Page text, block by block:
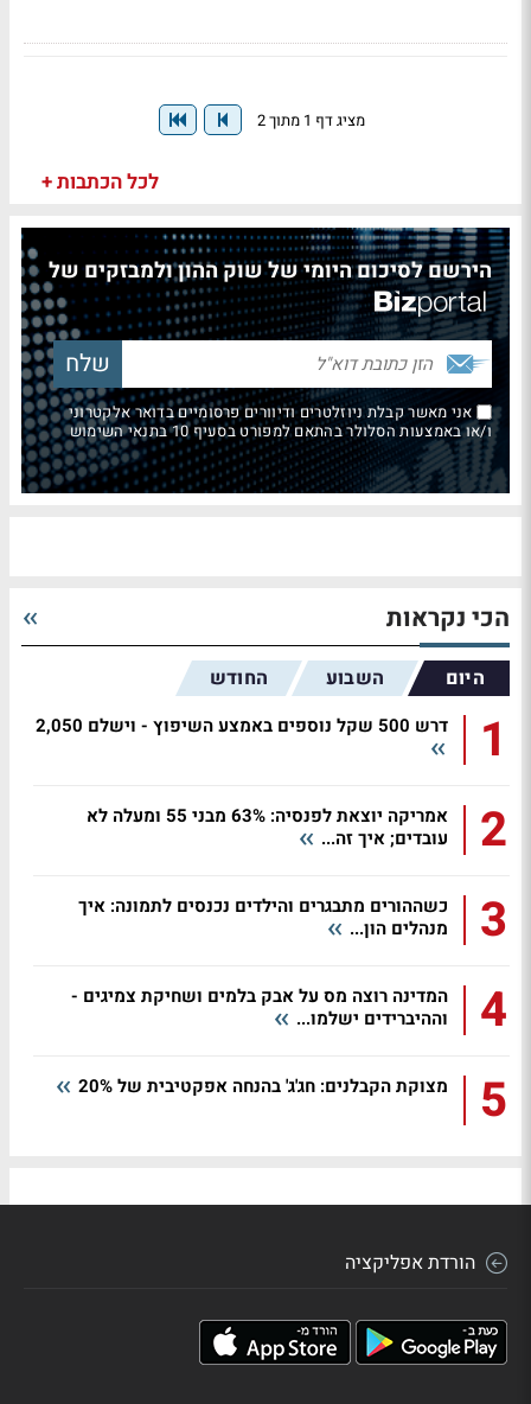
מציג דף 1 מתוך 2
לכל הכתבות +
הירשם לסיכום היומי של שוק ההון ולמבזקים של
אני מאשר קבלת ניוזלטרים ודיוורים פרסומיים בדואר אלקטרוני
ו/או באמצעות הסלולר בהתאם למפורט בסעיף 10 בתנאי השימוש
הכי נקראות
היום השבוע החודש
1 דרש 500 שקל נוספים באמצע השיפוץ - וישלם 2,050
2
אמריקה יוצאת לפנסיה: 63% מבני 55 ומעלה לא
עובדים; איך זה...
3
כשההורים מתבגרים והילדים נכנסים לתמונה: איך
מנהלים הון...
4
המדינה רוצה מס על אבק בלמים ושחיקת צמיגים -
וההיברידים ישלמו...
5 מצוקת הקבלנים: חג'ג' בהנחה אפקטיבית של 20%
הורדת אפליקציה